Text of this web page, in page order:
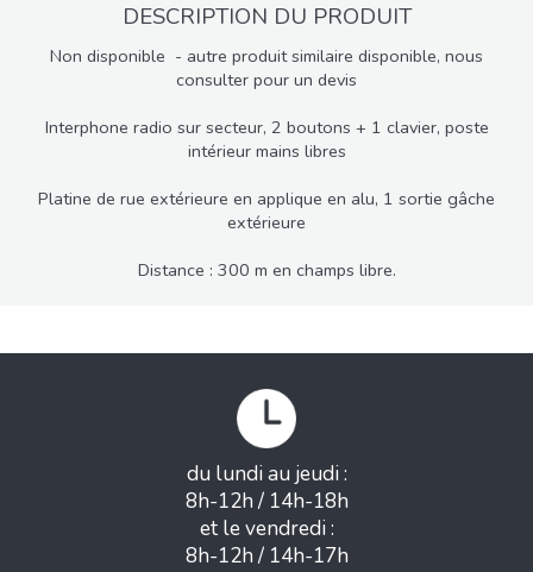
DESCRIPTION DU PRODUIT
Non disponible - autre produit similaire disponible, nous
consulter pour un devis
Interphone radio sur secteur, 2 boutons + 1 clavier, poste
intérieur mains libres
Platine de rue extérieure en applique en alu, 1 sortie gâche
extérieure
Distance : 300 m en champs libre.
du lundi au jeudi :
8h-12h / 14h-18h
et le vendredi :
8h-12h / 14h-17h